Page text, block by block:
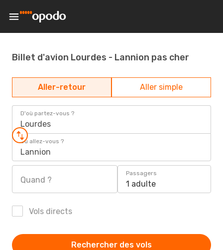
Billet d'avion Lourdes - Lannion pas cher
Aller-retour Aller simple
D'où partez-vous ?
Lourdes
Où allez-vous ?
Lannion
Quand ?
Passagers
1 adulte
Vols directs
Rechercher des vols